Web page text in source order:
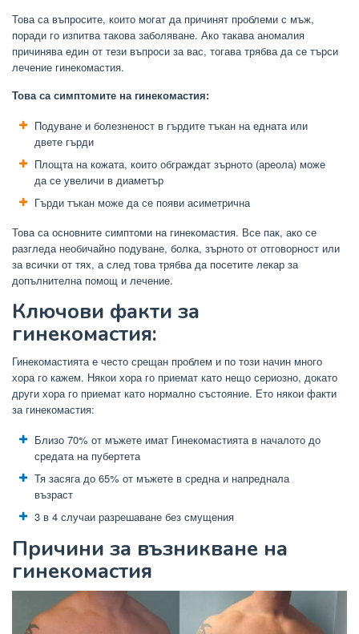
Това са въпросите, които могат да причинят проблеми с мъж,
поради го изпитва такова заболяване. Ако такава аномалия
причинява един от тези въпроси за вас, тогава трябва да се търси
лечение гинекомастия.
Това са симптомите на гинекомастия:
Подуване и болезненост в гърдите тъкан на едната или
двете гърди
Площта на кожата, които обграждат зърното (ареола) може
да се увеличи в диаметър
Гърди тъкан може да се появи асиметрична
Това са основните симптоми на гинекомастия. Все пак, ако се
разгледа необичайно подуване, болка, зърното от отговорност или
за всички от тях, а след това трябва да посетите лекар за
допълнителна помощ и лечение.
Ключови факти за
гинекомастия:
Гинекомастията е често срещан проблем и по този начин много
хора го кажем. Някои хора го приемат като нещо сериозно, докато
други хора го приемат като нормално състояние. Ето някои факти
за гинекомастия:
Близо 70% от мъжете имат Гинекомастията в началото до
средата на пубертета
Тя засяга до 65% от мъжете в средна и напреднала
възраст
3 в 4 случаи разрешаване без смущения
Причини за възникване на
гинекомастия